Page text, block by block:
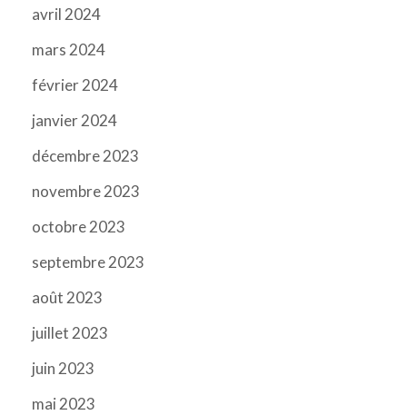
avril 2024
mars 2024
février 2024
janvier 2024
décembre 2023
novembre 2023
octobre 2023
septembre 2023
août 2023
juillet 2023
juin 2023
mai 2023